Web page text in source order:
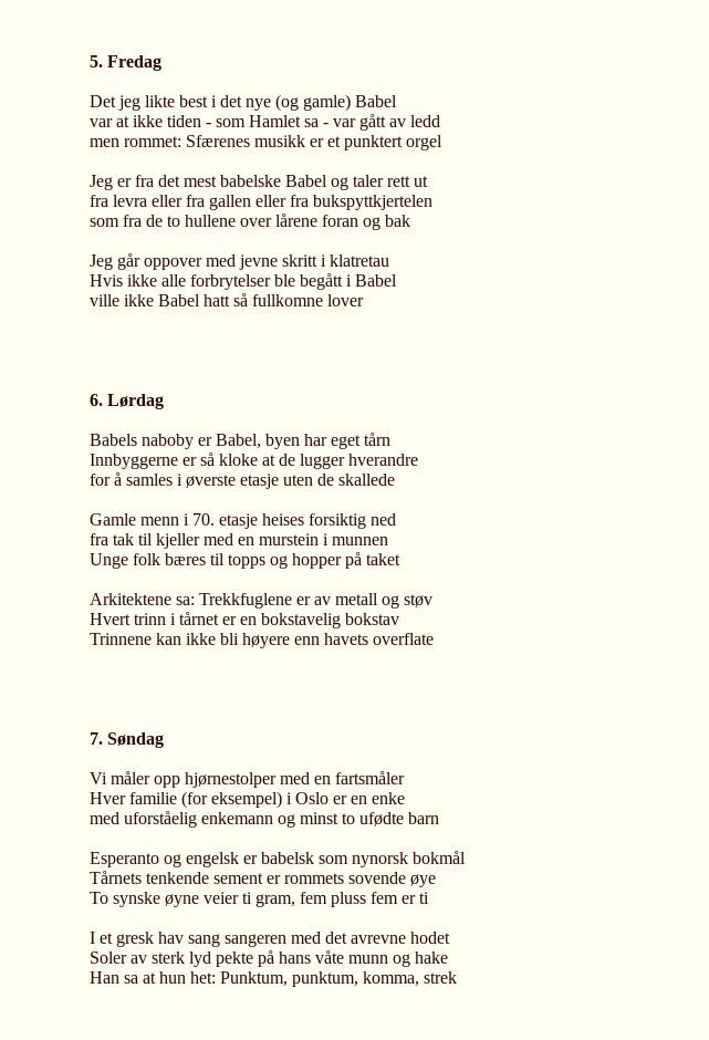
5. Fredag
Det jeg likte best i det nye (og gamle) Babel
var at ikke tiden - som Hamlet sa - var gått av ledd
men rommet: Sfærenes musikk er et punktert orgel
Jeg er fra det mest babelske Babel og taler rett ut
fra levra eller fra gallen eller fra bukspyttkjertelen
som fra de to hullene over lårene foran og bak
Jeg går oppover med jevne skritt i klatretau
Hvis ikke alle forbrytelser ble begått i Babel
ville ikke Babel hatt så fullkomne lover
6. Lørdag
Babels naboby er Babel, byen har eget tårn
Innbyggerne er så kloke at de lugger hverandre
for å samles i øverste etasje uten de skallede
Gamle menn i 70. etasje heises forsiktig ned
fra tak til kjeller med en murstein i munnen
Unge folk bæres til topps og hopper på taket
Arkitektene sa: Trekkfuglene er av metall og støv
Hvert trinn i tårnet er en bokstavelig bokstav
Trinnene kan ikke bli høyere enn havets overflate
7. Søndag
Vi måler opp hjørnestolper med en fartsmåler
Hver familie (for eksempel) i Oslo er en enke
med uforståelig enkemann og minst to ufødte barn
Esperanto og engelsk er babelsk som nynorsk bokmål
Tårnets tenkende sement er rommets sovende øye
To synske øyne veier ti gram, fem pluss fem er ti
I et gresk hav sang sangeren med det avrevne hodet
Soler av sterk lyd pekte på hans våte munn og hake
Han sa at hun het: Punktum, punktum, komma, strek